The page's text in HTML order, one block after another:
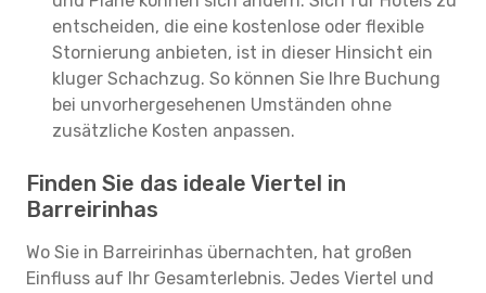
entscheiden, die eine kostenlose oder flexible
Stornierung anbieten, ist in dieser Hinsicht ein
kluger Schachzug. So können Sie Ihre Buchung
bei unvorhergesehenen Umständen ohne
zusätzliche Kosten anpassen.
Finden Sie das ideale Viertel in
Barreirinhas
Wo Sie in Barreirinhas übernachten, hat großen
Einfluss auf Ihr Gesamterlebnis. Jedes Viertel und